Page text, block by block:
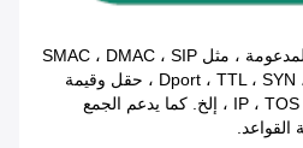
مطابقة ترشيح حزم L2-L7 المدعومة ، مثل SMAC ، DMAC ، SIP
، DIP ، رياضة ، Dport ، TTL ، SYN ، ACK ، FIN ، حقل وقيمة
نوع الإيثرنت ، رقم بروتوكول IP ، TOS ، إلخ. كما يدعم الجمع